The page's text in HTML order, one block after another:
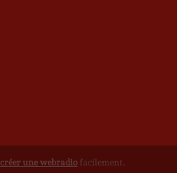
créer une webradio facilement.